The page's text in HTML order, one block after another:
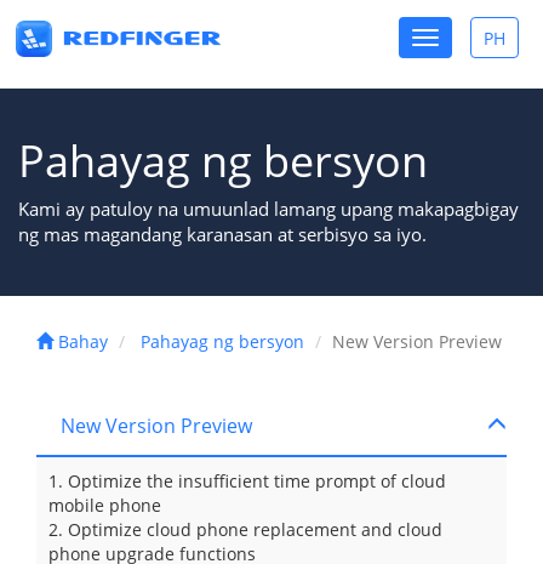
Toggle
PH
Toggle
navigation
Pahayag ng bersyon
Kami ay patuloy na umuunlad lamang upang makapagbigay
ng mas magandang karanasan at serbisyo sa iyo.
Bahay Pahayag ng bersyon New Version Preview
New Version Preview
1. Optimize the insufficient time prompt of cloud
mobile phone
2. Optimize cloud phone replacement and cloud
phone upgrade functions